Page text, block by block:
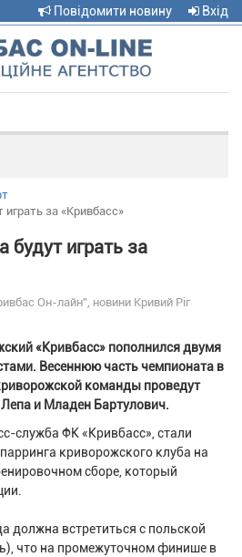
Повідомити новину Вхід
navigation
за «Кривбасс»
будут играть за
Он-лайн", новини Кривий Ріг
«Кривбасc» пополнился двумя
Весеннюю часть чемпионата в
команды проведут
и Младен Бартулович.
служба ФК «Кривбасс», стали
криворожского клуба на
сборе, который
должна встретиться с польской
что на промежуточном финише в